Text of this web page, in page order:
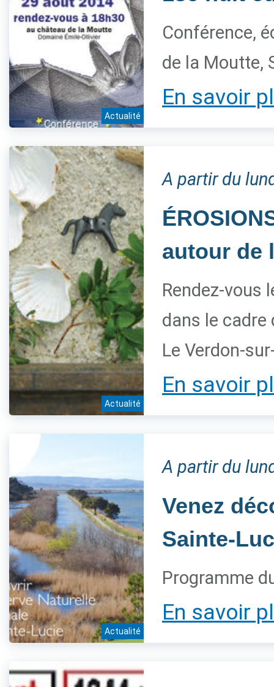
Actualité
Conférence,
de la Moutte,
En savoir
Actualité
A partir du
autour de
Rendez-vous
dans le cadre
Le Verdon-
En savoir
Actualité
A partir du
Venez
Sainte-
Programme
En savoir